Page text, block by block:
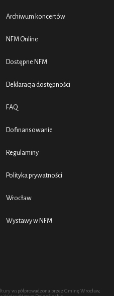
Archiwum koncertów
NFM Online
Dostępne NFM
Deklaracja dostępności
FAQ
Dofinansowanie
Regulaminy
Polityka prywatności
Wrocław
Wystawy w NFM
współprowadzona przez Gminę Wrocław,